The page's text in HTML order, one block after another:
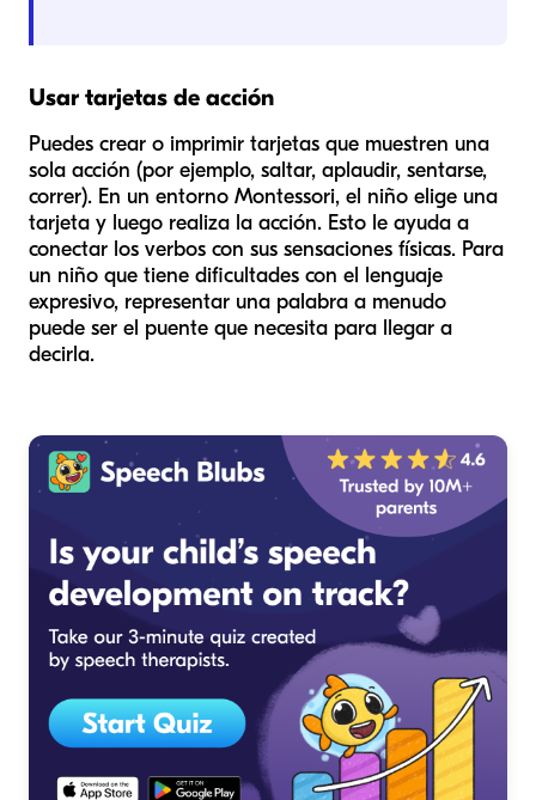
Usar tarjetas de acción
Puedes crear o imprimir tarjetas que muestren una
sola acción (por ejemplo, saltar, aplaudir, sentarse,
correr). En un entorno Montessori, el niño elige una
tarjeta y luego realiza la acción. Esto le ayuda a
conectar los verbos con sus sensaciones físicas. Para
un niño que tiene dificultades con el lenguaje
expresivo, representar una palabra a menudo
puede ser el puente que necesita para llegar a
decirla.